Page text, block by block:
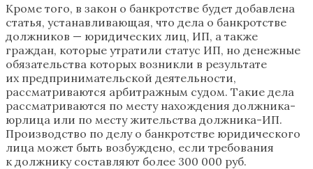
Кроме того, в закон о банкротстве будет добавлена
статья, устанавливающая, что дела о банкротстве
должников — юридических лиц, ИП, а также
граждан, которые утратили статус ИП, но денежные
обязательства которых возникли в результате
их предпринимательской деятельности,
рассматриваются арбитражным судом. Такие дела
рассматриваются по месту нахождения должника-
юрлица или по месту жительства должника-ИП.
Производство по делу о банкротстве юридического
лица может быть возбуждено, если требования
к должнику составляют более 300 000 руб.